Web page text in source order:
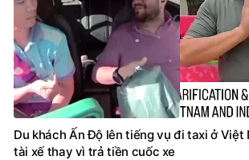
Du khách Ấn Độ lên tiếng vụ đi taxi ở Việt
tài xế thay vì trả tiền cuốc xe